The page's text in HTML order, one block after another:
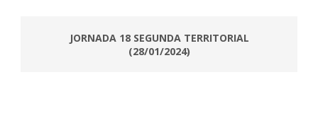
JORNADA 18 SEGUNDA TERRITORIAL
(28/01/2024)